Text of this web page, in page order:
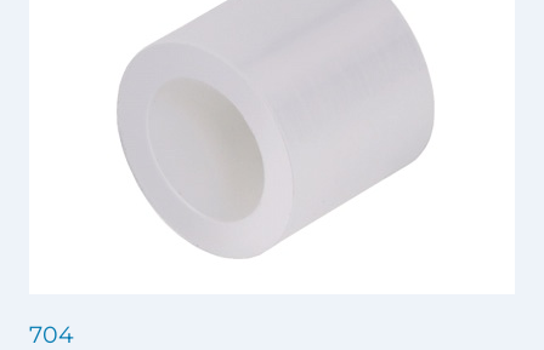
704